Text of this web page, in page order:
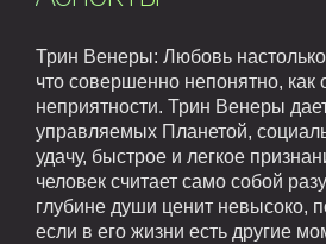
Трин Венеры: Любовь
что совершенно непонятно, как
неприятности. Трин Венеры
управляемых Планетой,
удачу, быстрое и легкое
человек считает само собой
глубине души ценит невысоко,
если в его жизни есть другие